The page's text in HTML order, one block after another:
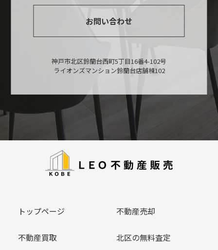
お問い合わせ
神戸市北区鈴蘭台西町5丁目16番4-102号
ライオンズマンション鈴蘭台店舗棟102
トップページ 不動産売却
不動産買取 北区の無料査定